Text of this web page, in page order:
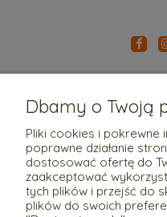
Dbamy o Twoją
Pliki cookies i pokrewne
poprawne działanie
dostosować ofertę do
zaakceptować
tych plików i przejść do
plików do swoich